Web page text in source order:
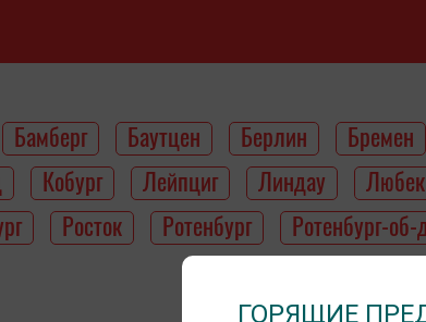
Бамберг Баутцен Берлин Бремен
Кобург Лейпциг Линдау Любек
Росток Ротенбург Ротенбург-
ГОРЯЩИЕ